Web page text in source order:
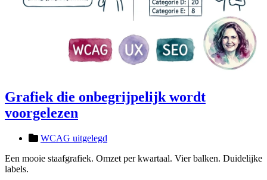
Grafiek die onbegrijpelijk wordt
voorgelezen
WCAG uitgelegd
Een mooie staafgrafiek. Omzet per kwartaal. Vier balken. Duidelijke
labels.